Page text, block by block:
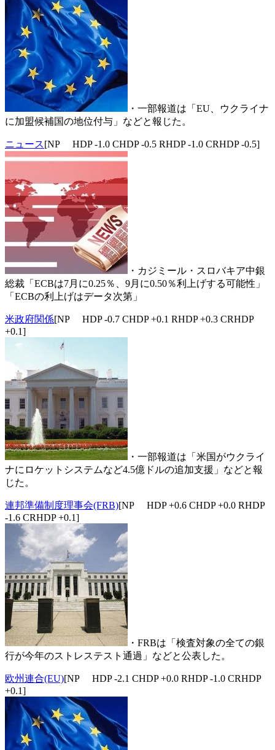
・一部報道は「EU、ウクライナ
に加盟候補国の地位付与」などと報じた。
ニュース[NP HDP -1.0 CHDP -0.5 RHDP -1.0 CRHDP -0.5]
・カジミール・スロバキア中銀
総裁「ECBは7月に0.25％、9月に0.50％利上げする可能性」
「ECBの利上げはデータ次第」
米政府関係[NP HDP -0.7 CHDP +0.1 RHDP +0.3 CRHDP
+0.1]
・一部報道は「米国がウクライ
ナにロケットシステムなど4.5億ドルの追加支援」などと報
じた。
連邦準備制度理事会(FRB)[NP HDP +0.6 CHDP +0.0 RHDP
-1.6 CRHDP +0.1]
・FRBは「検査対象の全ての銀
行が今年のストレステスト通過」などと公表した。
欧州連合(EU)[NP HDP -2.1 CHDP +0.0 RHDP -1.0 CRHDP
+0.1]